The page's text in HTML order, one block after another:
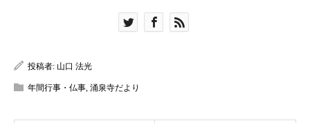
投稿者: 山口 法光
年間行事・仏事, 涌泉寺だより